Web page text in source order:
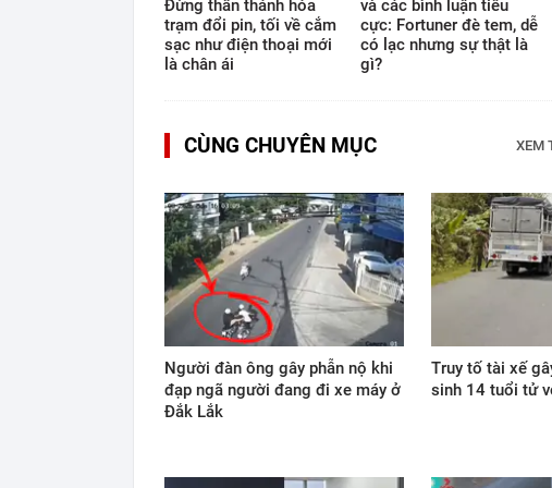
Đừng thần thánh hóa
trạm đổi pin, tối về cắm
sạc như điện thoại mới
là chân ái
và các bình luận tiêu
cực: Fortuner đè tem, dễ
có lạc nhưng sự thật là
gì?
CÙNG CHUYÊN MỤC XEM
Người đàn ông gây phẫn nộ khi
đạp ngã người đang đi xe máy ở
Đắk Lắk
Truy tố tài xế
sinh 14 tuổi tử